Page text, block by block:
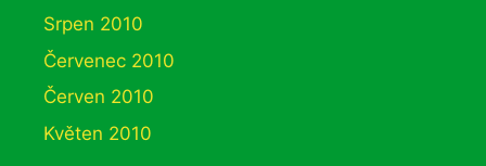
Srpen 2010
Červenec 2010
Červen 2010
Květen 2010